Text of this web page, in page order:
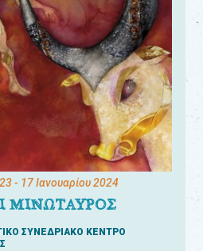
- 17 Ιανουαρίου 2024
ΜΙΝΩΤΑΥΡΟΣ
ΣΥΝΕΔΡΙΑΚΟ ΚΕΝΤΡΟ